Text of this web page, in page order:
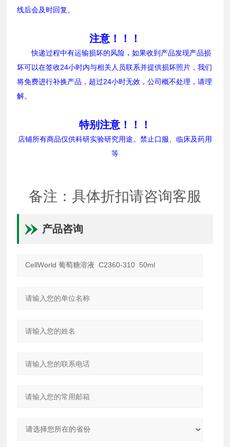
线后会及时回复。
注意！！！
快递过程中有运输损坏的风险，如果收到产品发现产品损
坏可以在签收24小时内与相关人员联系并提供损坏照片，我们
将免费进行补换产品，超过24小时无效，公司概不处理，请理
解。
特别注意！！！
店铺所有商品仅供科研实验研究用途。禁止口服、临床及药用
等
备注：具体折扣请咨询客服
产品咨询